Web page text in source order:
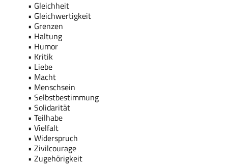
• Gleichheit
• Gleichwertigkeit
• Grenzen
• Haltung
• Humor
• Kritik
• Liebe
• Macht
• Menschsein
• Selbstbestimmung
• Solidarität
• Teilhabe
• Vielfalt
• Widerspruch
• Zivilcourage
• Zugehörigkeit